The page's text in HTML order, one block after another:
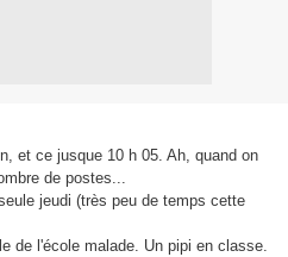
et ce jusque 10 h 05. Ah, quand on
de postes...
jeudi (très peu de temps cette
de l'école malade. Un pipi en classe.